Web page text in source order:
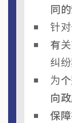
同
针
有
纠
为
向
保